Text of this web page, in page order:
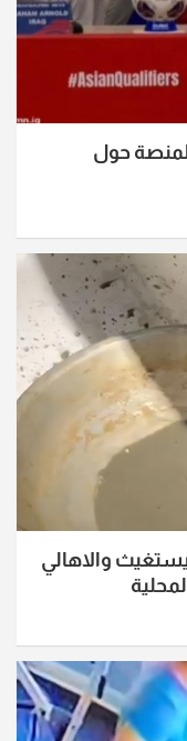
حول
يستغيث والاهالي